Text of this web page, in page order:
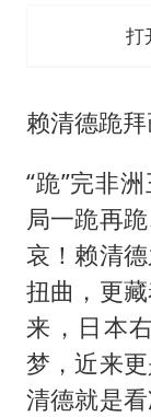
打
赖清德跪
“跪”完非
局一跪再
哀！赖清
扭曲，更
来，日本
梦，近来
清德就是